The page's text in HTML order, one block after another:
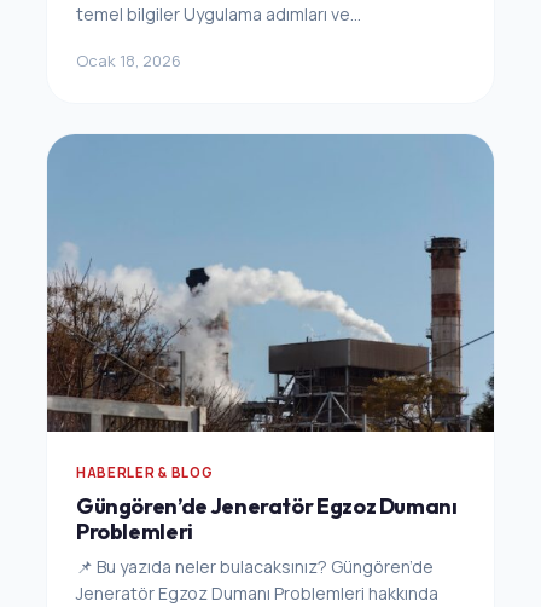
temel bilgiler Uygulama adımları ve...
Ocak 18, 2026
HABERLER & BLOG
Güngören’de Jeneratör Egzoz Dumanı
Problemleri
📌 Bu yazıda neler bulacaksınız? Güngören’de
Jeneratör Egzoz Dumanı Problemleri hakkında